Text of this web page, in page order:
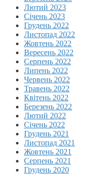
Лютий 2023
Січень 2023
Грудень 2022
Листопад 2022
Жовтень 2022
Вересень 2022
Серпень 2022
Липень 2022
Червень 2022
Травень 2022
Квітень 2022
Березень 2022
Лютий 2022
Січень 2022
Грудень 2021
Листопад 2021
Жовтень 2021
Серпень 2021
Грудень 2020